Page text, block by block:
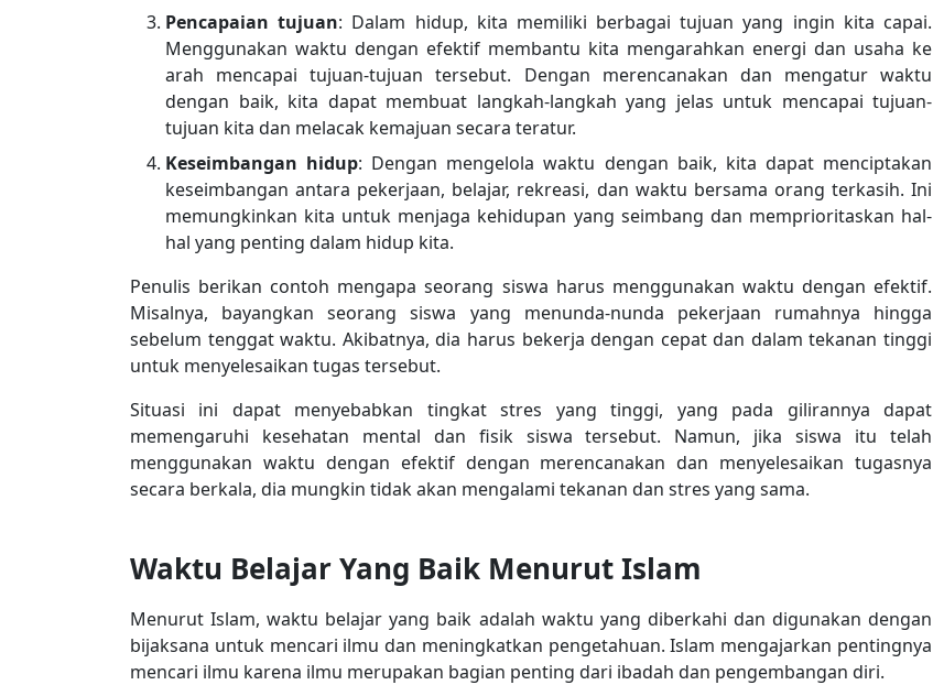
Pencapaian tujuan: Dalam hidup, kita memiliki berbagai tujuan yang ingin kita capai.
Menggunakan waktu dengan efektif membantu kita mengarahkan energi dan usaha ke
arah mencapai tujuan-tujuan tersebut. Dengan merencanakan dan mengatur waktu
dengan baik, kita dapat membuat langkah-langkah yang jelas untuk mencapai tujuan-
tujuan kita dan melacak kemajuan secara teratur.
Keseimbangan hidup: Dengan mengelola waktu dengan baik, kita dapat menciptakan
keseimbangan antara pekerjaan, belajar, rekreasi, dan waktu bersama orang terkasih. Ini
memungkinkan kita untuk menjaga kehidupan yang seimbang dan memprioritaskan hal-
hal yang penting dalam hidup kita.
Penulis berikan contoh mengapa seorang siswa harus menggunakan waktu dengan efektif.
Misalnya, bayangkan seorang siswa yang menunda-nunda pekerjaan rumahnya hingga
sebelum tenggat waktu. Akibatnya, dia harus bekerja dengan cepat dan dalam tekanan tinggi
untuk menyelesaikan tugas tersebut.
Situasi ini dapat menyebabkan tingkat stres yang tinggi, yang pada gilirannya dapat
memengaruhi kesehatan mental dan fisik siswa tersebut. Namun, jika siswa itu telah
menggunakan waktu dengan efektif dengan merencanakan dan menyelesaikan tugasnya
secara berkala, dia mungkin tidak akan mengalami tekanan dan stres yang sama.
Waktu Belajar Yang Baik Menurut Islam
Menurut Islam, waktu belajar yang baik adalah waktu yang diberkahi dan digunakan dengan
bijaksana untuk mencari ilmu dan meningkatkan pengetahuan. Islam mengajarkan pentingnya
mencari ilmu karena ilmu merupakan bagian penting dari ibadah dan pengembangan diri.